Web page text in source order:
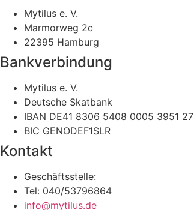
Mytilus e. V.
Marmorweg 2c
22395 Hamburg
Bankverbindung
Mytilus e. V.
Deutsche Skatbank
IBAN DE41 8306 5408 0005 3951 27
BIC GENODEF1SLR
Kontakt
Geschäftsstelle:
Tel: 040/53796864
info@mytilus.de